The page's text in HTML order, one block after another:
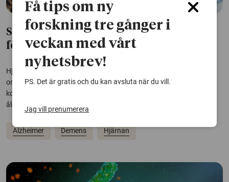
Så påverkar kön, gener och ålder risken
för alzheimer
Hjärnförändringar vid Alzheimers sjukdom har kartlagts i en
omfattande internationell studie. Forskarna har undersökt
kopplingar mellan sjukdomen och genetiska riskfaktorer, kön och
ålder.
Alzheimer Demens Hjärnan
Få tips om ny
forskning tre gånger i
veckan med vårt
nyhetsbrev!
PS. Det är gratis och du kan avsluta när du vill.
Jag vill prenumerera